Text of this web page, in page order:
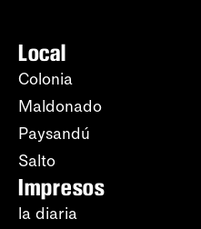
Local
Colonia
Maldonado
Paysandú
Salto
Impresos
la diaria